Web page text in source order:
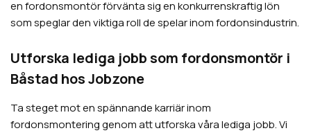
en fordonsmontör förvänta sig en konkurrenskraftig lön
som speglar den viktiga roll de spelar inom fordonsindustrin.
Utforska lediga jobb som fordonsmontör i
Båstad hos Jobzone
Ta steget mot en spännande karriär inom
fordonsmontering genom att utforska våra lediga jobb. Vi